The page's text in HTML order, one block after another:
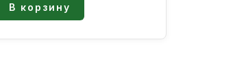
В корзину